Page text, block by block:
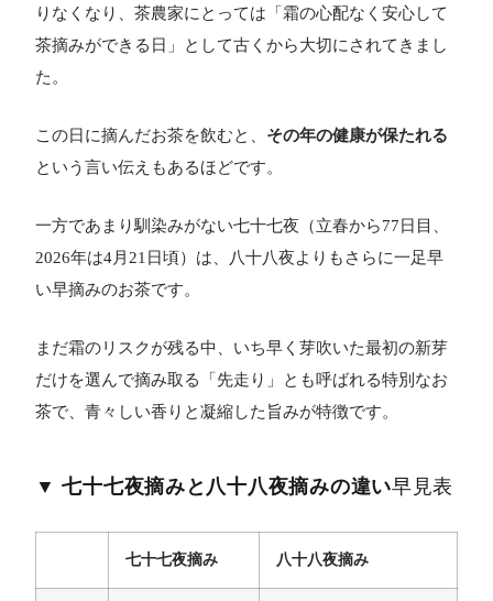
りなくなり、茶農家にとっては「霜の心配なく安心して
茶摘みができる日」として古くから大切にされてきまし
た。
この日に摘んだお茶を飲むと、 その年の健康が保たれる
という言い伝えもあるほどです。
一方であまり馴染みがない七十七夜（立春から77日目、
2026年は4月21日頃）は、八十八夜よりもさらに一足早
い早摘みのお茶です。
まだ霜のリスクが残る中、いち早く芽吹いた最初の新芽
だけを選んで摘み取る「先走り」とも呼ばれる特別なお
茶で、青々しい香りと凝縮した旨みが特徴です。
▼ 七十七夜摘みと八十八夜摘みの違い早見表
七十七夜摘み 八十八夜摘み